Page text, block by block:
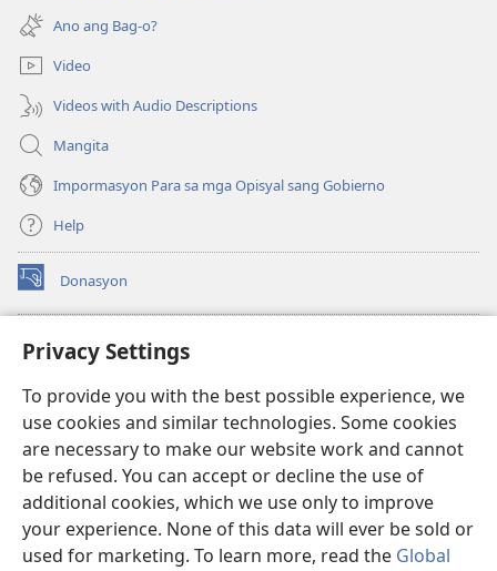
Privacy Settings
To provide you with the best possible experience, we
use cookies and similar technologies. Some cookies
are necessary to make our website work and cannot
be refused. You can accept or decline the use of
additional cookies, which we use only to improve
your experience. None of this data will ever be sold or
used for marketing. To learn more, read the Global
new
window)
Ano ang Bag-o?
Video
Videos with Audio Descriptions
Mangita
Impormasyon Para sa mga Opisyal sang Gobierno
Help
Donasyon
(opens
new
Watchtower ONLINE LIBRARY™
(opens
window)JW Hub
(opens
new
window)JW Library
Watchtower Library